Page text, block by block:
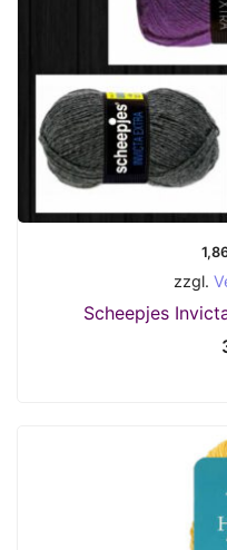
zzgl.
Scheepjes